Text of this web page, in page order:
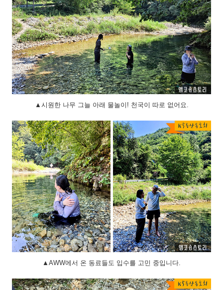
▲시원한 나무 그늘 아래 물놀이! 천국이 따로 없어요.
▲AWW에서 온 동료들도 입수를 고민 중입니다.